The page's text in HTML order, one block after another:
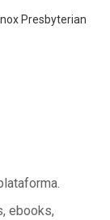
Presbyterian
ebooks,